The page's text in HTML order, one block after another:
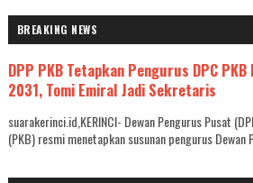
BREAKING NEWS
DPP PKB Tetapkan Pengurus DPC
2031, Tomi Emiral Jadi Sekretaris
suarakerinci.id,KERINCI- Dewan Pengurus Pusat
(PKB) resmi menetapkan susunan pengurus Dewan